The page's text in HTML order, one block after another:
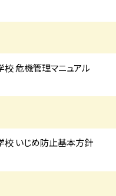
危機管理マニュアル
いじめ防止基本方針